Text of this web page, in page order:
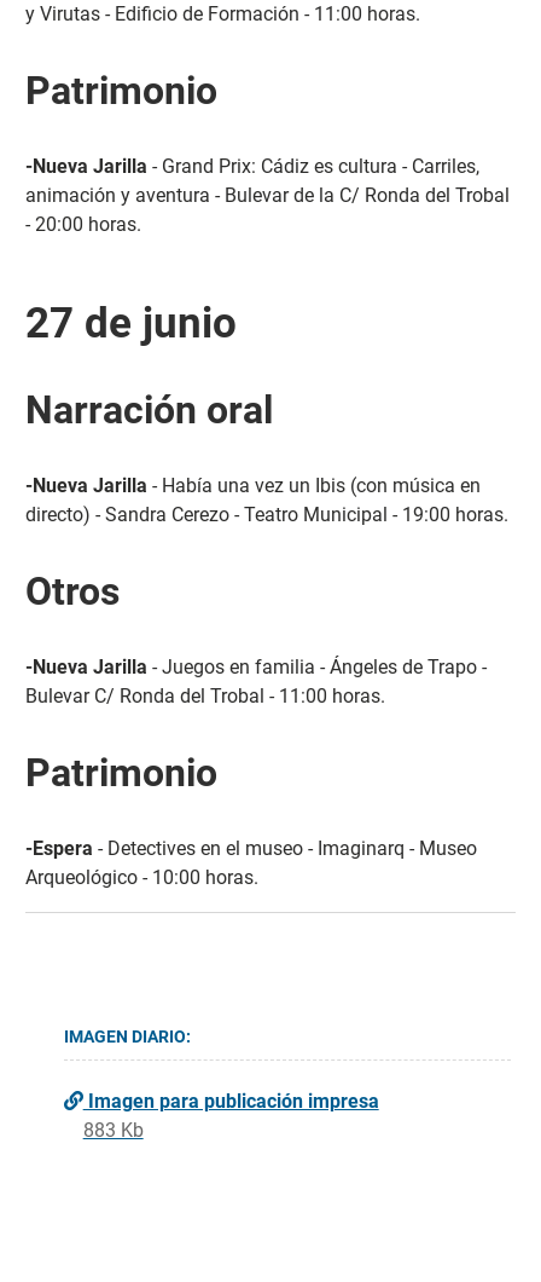
y Virutas - Edificio de Formación - 11:00 horas.
Patrimonio
-Nueva Jarilla - Grand Prix: Cádiz es cultura - Carriles,
animación y aventura - Bulevar de la C/ Ronda del Trobal
- 20:00 horas.
27 de junio
Narración oral
-Nueva Jarilla - Había una vez un Ibis (con música en
directo) - Sandra Cerezo - Teatro Municipal - 19:00 horas.
Otros
-Nueva Jarilla - Juegos en familia - Ángeles de Trapo -
Bulevar C/ Ronda del Trobal - 11:00 horas.
Patrimonio
-Espera - Detectives en el museo - Imaginarq - Museo
Arqueológico - 10:00 horas.
IMAGEN DIARIO:
Imagen para publicación impresa
883 Kb